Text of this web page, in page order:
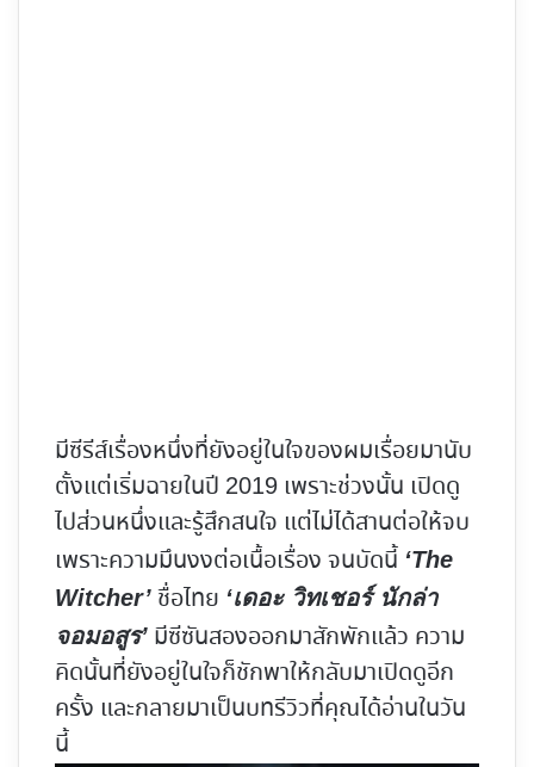
มีซีรีส์เรื่องหนึ่งที่ยังอยู่ในใจของผมเรื่อยมานับ
ตั้งแต่เริ่มฉายในปี 2019 เพราะช่วงนั้น เปิดดู
ไปส่วนหนึ่งและรู้สึกสนใจ แต่ไม่ได้สานต่อให้จบ
เพราะความมึนงงต่อเนื้อเรื่อง จนบัดนี้ ‘The
Witcher’ ชื่อไทย ‘เดอะ วิทเชอร์ นักล่า
จอมอสูร’ มีซีซันสองออกมาสักพักแล้ว ความ
คิดนั้นที่ยังอยู่ในใจก็ชักพาให้กลับมาเปิดดูอีก
ครั้ง และกลายมาเป็นบทรีวิวที่คุณได้อ่านในวัน
นี้